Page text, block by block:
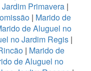
Primavera|
| Marido de
de Aluguel no
no Jardim Regis |
| Marido de
de Aluguel no